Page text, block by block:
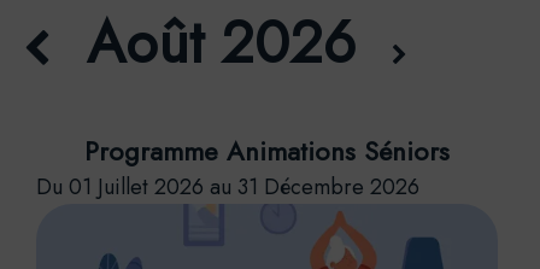
Août 2026
Programme Animations Séniors
Du 01 Juillet 2026 au 31 Décembre 2026